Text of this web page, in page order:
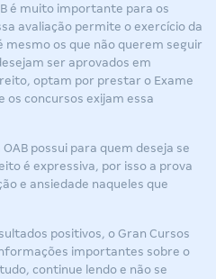
é muito importante para os
avaliação permite o exercício da
os que não querem seguir
ser aprovados em
optam por prestar o Exame
os concursos exijam essa
possui para quem deseja se
é expressiva, por isso a prova
e ansiedade naqueles que
positivos, o Gran Cursos
importantes sobre o
continue lendo e não se